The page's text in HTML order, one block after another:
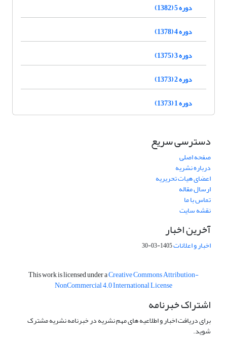
دوره 5 (1382)
دوره 4 (1378)
دوره 3 (1375)
دوره 2 (1373)
دوره 1 (1373)
دسترسی سریع
صفحه اصلی
درباره نشریه
اعضای هیات تحریریه
ارسال مقاله
تماس با ما
نقشه سایت
آخرین اخبار
اخبار و اعلانات1405-03-30
This work is licensed under aCreative Commons Attribution-
NonCommercial 4.0 International License
اشتراک خبرنامه
برای دریافت اخبار و اطلاعیه های مهم نشریه در خبرنامه نشریه مشترک
شوید.